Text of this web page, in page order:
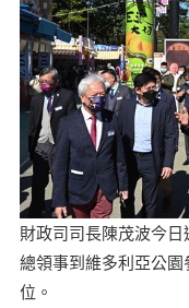
財政司司長陳茂波今
總領事到維多利亞公
位。